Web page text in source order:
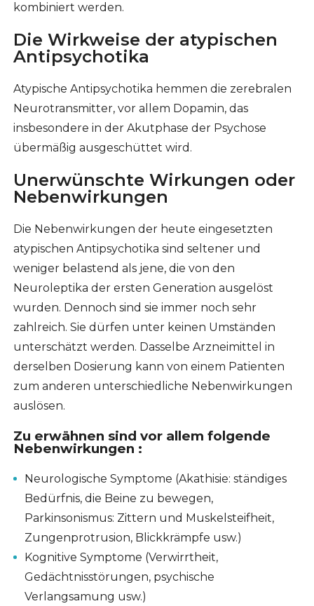
kombiniert werden.
Die Wirkweise der atypischen
Antipsychotika
Atypische Antipsychotika hemmen die zerebralen
Neurotransmitter, vor allem Dopamin, das
insbesondere in der Akutphase der Psychose
übermäßig ausgeschüttet wird.
Unerwünschte Wirkungen oder
Nebenwirkungen
Die Nebenwirkungen der heute eingesetzten
atypischen Antipsychotika sind seltener und
weniger belastend als jene, die von den
Neuroleptika der ersten Generation ausgelöst
wurden. Dennoch sind sie immer noch sehr
zahlreich. Sie dürfen unter keinen Umständen
unterschätzt werden. Dasselbe Arzneimittel in
derselben Dosierung kann von einem Patienten
zum anderen unterschiedliche Nebenwirkungen
auslösen.
Zu erwähnen sind vor allem folgende
Nebenwirkungen :
Neurologische Symptome (Akathisie: ständiges
Bedürfnis, die Beine zu bewegen,
Parkinsonismus: Zittern und Muskelsteifheit,
Zungenprotrusion, Blickkrämpfe usw.)
Kognitive Symptome (Verwirrtheit,
Gedächtnisstörungen, psychische
Verlangsamung usw.)